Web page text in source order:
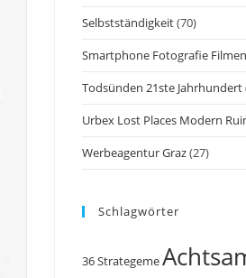
Selbstständigkeit(70)
Smartphone Fotografie Filmen
Todsünden 21ste Jahrhundert
Urbex Lost Places Modern
Werbeagentur Graz(27)
Schlagwörter
36 Strategeme